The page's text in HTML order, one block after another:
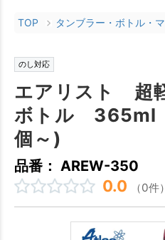
TOP タンブラー・ボトル・
のし対応
エアリスト 超
ボトル 365ml
個～)
品番： AREW-350
0.0 （0件）